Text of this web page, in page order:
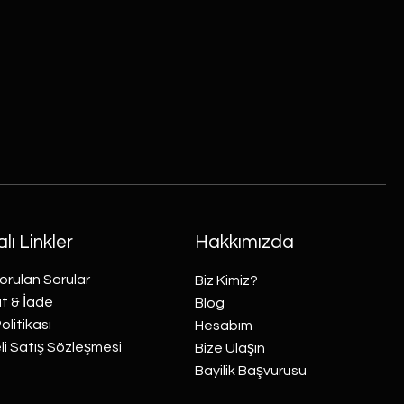
Linkler
Sorular
& İade
Satış Sözleşmesi
Hakkımızda
Biz Kimiz?
Blog
Hesabım
Bize Ulaşın
Bayilik Başvurusu